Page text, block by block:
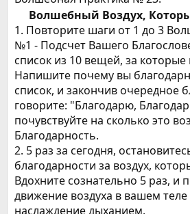
Волшебный Воздух,
1. Повторите шаги от 1 до 3
№1 - Подсчет Вашего
список из 10 вещей, за
Напишите почему вы
список, и закончив очередное
говорите: "Благодарю,
почувствуйте на сколько это
Благодарность.
2. 5 раз за сегодня,
благодарности за воздух,
Вдохните сознательно 5 раз, и
движение воздуха в вашем теле
наслаждение дыханием.